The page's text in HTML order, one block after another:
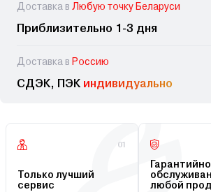
Доставка в Любую точку Беларуси
Приблизительно 1-3 дня
Доставка в Россию
СДЭК, ПЭК индивидуально
01
Только лучший
сервис
любой